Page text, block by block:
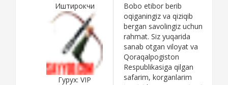
Иштирокчи
Гурух: VIP
Bobo etibor berib
oqiganingiz va qiziqib
bergan savolingiz uchun
rahmat. Siz yuqarida
sanab otgan viloyat va
Qoraqalpogiston
Respublikasiga qilgan
safarim, korganlarim